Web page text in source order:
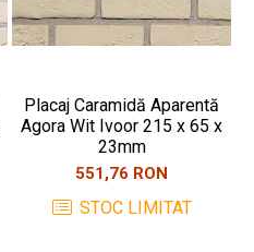
Placaj Caramidă Aparentă
Agora Wit Ivoor 215 x 65 x
23mm
551,76 RON
STOC LIMITAT